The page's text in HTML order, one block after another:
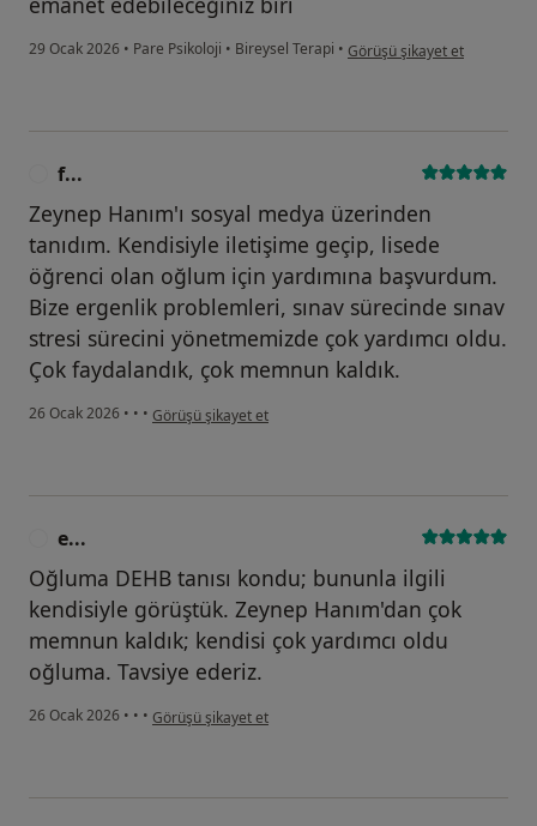
29 Ocak 2026 • Pare Psikoloji • Bireysel Terapi • kullanıcının görüşüne göre
Görüşü şikayet et
f...
Zeynep Hanım'ı sosyal medya üzerinden
tanıdım. Kendisiyle iletişime geçip, lisede
öğrenci olan oğlum için yardımına başvurdum.
Bize ergenlik problemleri, sınav sürecinde sınav
stresi sürecini yönetmemizde çok yardımcı oldu.
Çok faydalandık, çok memnun kaldık.
26 Ocak 2026 • • • kullanıcının görüşüne göre f...
Görüşü şikayet et
e...
Oğluma DEHB tanısı kondu; bununla ilgili
kendisiyle görüştük. Zeynep Hanım'dan çok
memnun kaldık; kendisi çok yardımcı oldu
oğluma. Tavsiye ederiz.
26 Ocak 2026 • • • kullanıcının görüşüne göre e...
Görüşü şikayet et